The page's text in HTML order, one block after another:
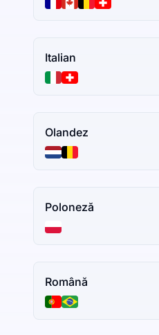
Italian
Olandez
Poloneză
Română